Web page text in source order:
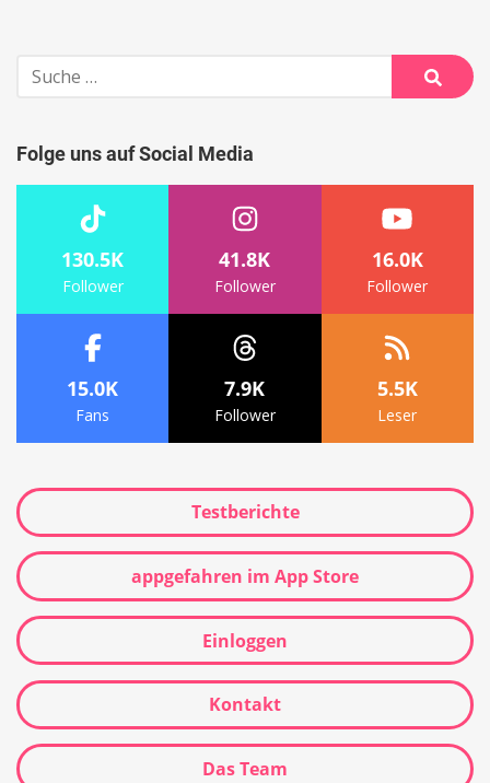
Suche
nach:
Suche
Folge uns auf Social Media
130.5K
Follower
41.8K
Follower
16.0K
Follower
15.0K
Fans
7.9K
Follower
5.5K
Leser
Testberichte
appgefahren im App Store
Einloggen
Kontakt
Das Team